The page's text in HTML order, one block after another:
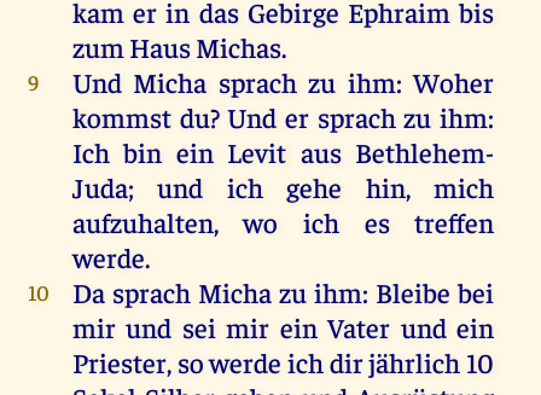
kam er in das Gebirge Ephraim bis
zum HausMichas.
9 Und Micha sprach zu ihm:Woher
kommst du?Und er sprach zu ihm:
Ich bin ein Levit ausBethlehem-
Juda;und ich gehe hin,mich
aufzuhalten,wo ich es
treffen
werde.
10 Da sprach Micha zu ihm: Bleibe bei
mir und sei mir ein Vater und ein
Priester, sowerde ichdirjährlich 10